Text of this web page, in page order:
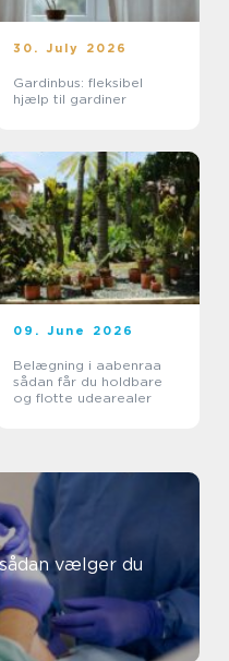
30. July 2026
Gardinbus: fleksibel
hjælp til gardiner
09. June 2026
Belægning i aabenraa
sådan får du holdbare
og flotte udearealer